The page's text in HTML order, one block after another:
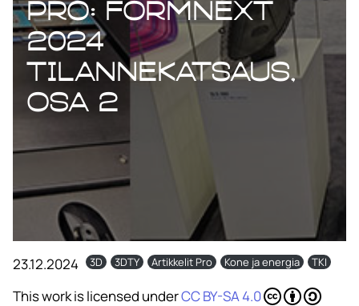
Pro: Formnext
2024
tilannekatsaus,
osa 2
23.12.2024 3D 3DTY Artikkelit Pro Kone ja energia TKI
This work is licensed underCC BY-SA 4.0